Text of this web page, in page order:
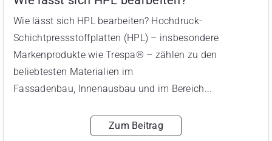
Wie lässt sich HPL bearbeiten? Hochdruck-
Schichtpressstoffplatten (HPL) – insbesondere
Markenprodukte wie Trespa® – zählen zu den
beliebtesten Materialien im
Fassadenbau, Innenausbau und im Bereich...
Zum Beitrag